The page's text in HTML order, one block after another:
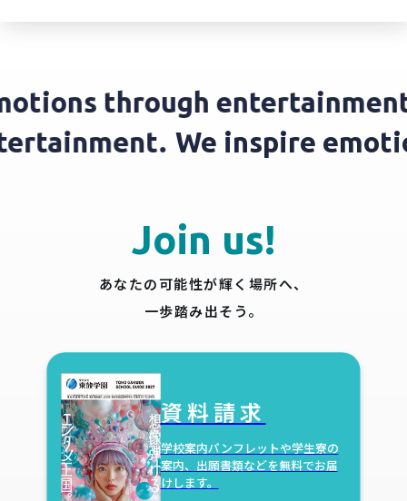
through entertainment.
We inspire
Join us!
あなたの可能性が輝く場所へ、
一歩踏み出そう。
資料請求
学校案内パンフレットや学生寮の
案内、 出願書類などを無料でお届
けします。